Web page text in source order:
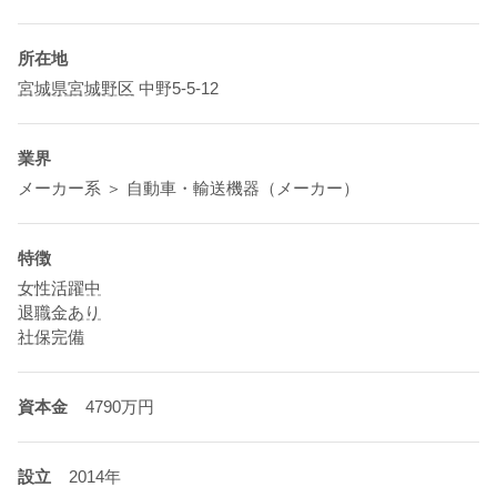
所在地
宮城県宮城野区 中野5-5-12
業界
メーカー系 ＞ 自動車・輸送機器（メーカー）
特徴
女性活躍中
退職金あり
社保完備
資本金 4790万円
設立 2014年